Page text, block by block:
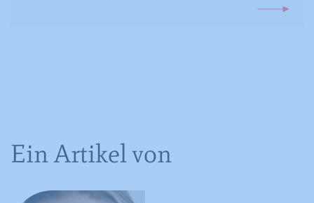
Ein Artikel von